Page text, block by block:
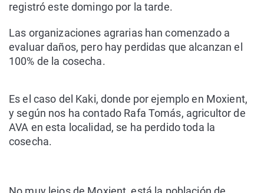
registró este domingo por la tarde.
Las organizaciones agrarias han comenzado a
evaluar daños, pero hay perdidas que alcanzan el
100% de la cosecha.
Es el caso del Kaki, donde por ejemplo en Moxient,
y según nos ha contado Rafa Tomás, agricultor de
AVA en esta localidad, se ha perdido toda la
cosecha.